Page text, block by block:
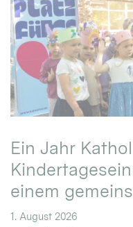
Ein Jahr
einem
1. August 2026